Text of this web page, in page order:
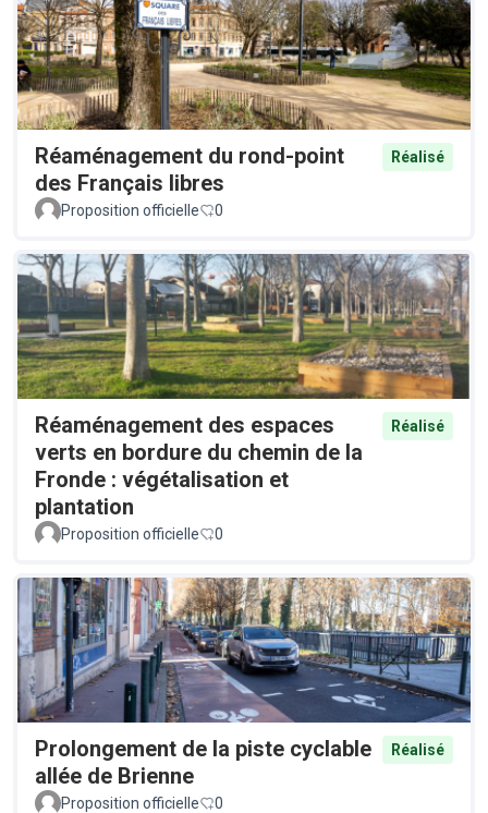
Réaménagement du rond-point
des Français libres
Réalisé
Proposition officielle 0
Réaménagement des espaces
verts en bordure du chemin de la
Fronde : végétalisation et
plantation
Réalisé
Proposition officielle 0
Prolongement de la piste cyclable
allée de Brienne
Réalisé
Proposition officielle 0